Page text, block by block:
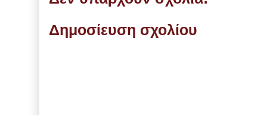
Δημοσίευση σχολίου